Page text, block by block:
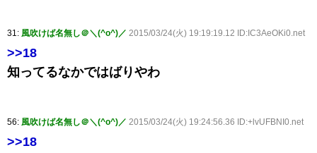
31: 風吹けば名無し＠＼(^o^)／ 2015/03/24(火) 19:19:19.12 ID:IC3AeOKi0.net
>>18
知ってるなかではばりやわ
56: 風吹けば名無し＠＼(^o^)／ 2015/03/24(火) 19:24:56.36 ID:+lvUFBNI0.net
>>18